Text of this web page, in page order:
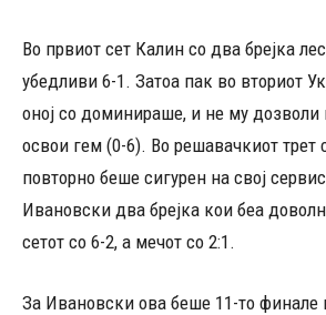
Во првиот сет Калин со два брејка
убедливи 6-1. Затоа пак во вториот
оној со доминираше, и не му
освои гем (0-6). Во решавачкиот трет
повторно беше сигурен на свој
Ивановски два брејка кои беа
сетот со 6-2, а мечот со 2:1.
За Ивановски ова беше 11-то финале